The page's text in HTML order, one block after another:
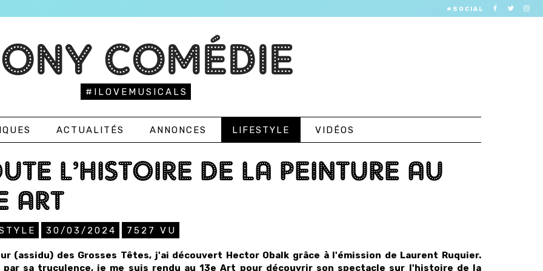
#SOCIAL
COMÉDIE
#ILOVEMUSICALS
ACTUALITÉS ANNONCES LIFESTYLE VIDÉOS
L’HISTOIRE DE LA PEINTURE AU
ART
30/03/2024 7527 VU
(assidu) des Grosses Têtes, j'ai découvert Hector Obalk grâce à l'émission de Laurent Ruquier.
par sa truculence, je me suis rendu au 13e Art pour découvrir son spectacle sur l'histoire de la